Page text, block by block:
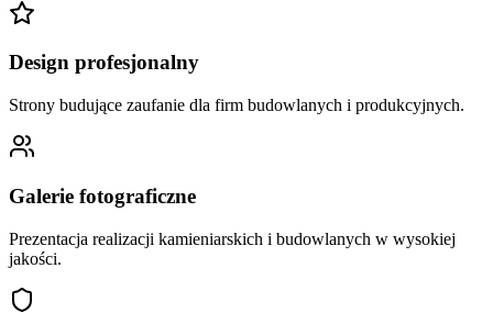
Design profesjonalny
Strony budujące zaufanie dla firm budowlanych i produkcyjnych.
Galerie fotograficzne
Prezentacja realizacji kamieniarskich i budowlanych w wysokiej
jakości.